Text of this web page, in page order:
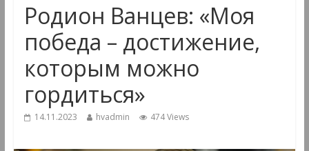
Родион Ванцев: «Моя
победа – достижение,
которым можно
гордиться»
14.11.2023 hvadmin 474 Views